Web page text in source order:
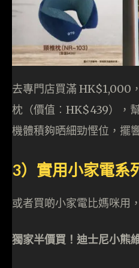
去專門店買滿 HK$1,000
枕（價值︰HK$439），
機體積夠晒細勁慳位，擺
3）實用小家電系
或者買啲小家電比媽咪用
獨家半價買！迪士尼小熊